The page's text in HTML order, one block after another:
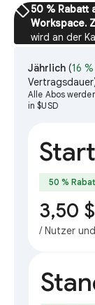
sell50 % Rabatt
Workspace.
wird an der
Jährlich (16
Alle Abos
in $USD
50 %
3,50 $
/ Nutzer